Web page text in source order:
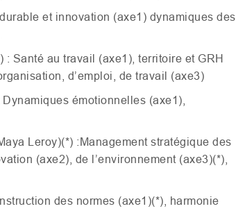
et innovation (axe1) dynamiques des
: Santé au travail (axe1), territoire et GRH
d’emploi, de travail (axe3)
émotionnelles (axe1),
Leroy)(*) :Management stratégique des
(axe2), de l’environnement (axe3)(*),
des normes (axe1)(*), harmonie